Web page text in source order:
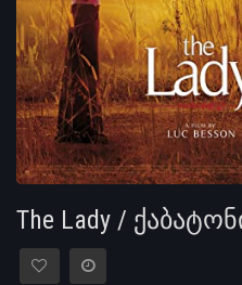
The Lady /